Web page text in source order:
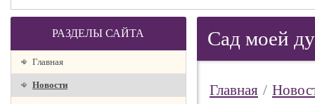
РАЗДЕЛЫ САЙТА
Главная
Новости
Сад моей
Главная /